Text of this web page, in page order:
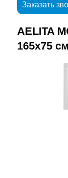
Заказать
AELITA
165х75